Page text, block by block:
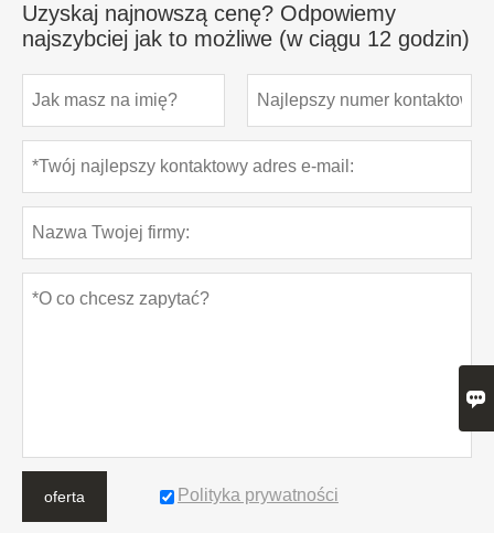
Uzyskaj najnowszą cenę? Odpowiemy
najszybciej jak to możliwe (w ciągu 12 godzin)
oferta Polityka prywatności
